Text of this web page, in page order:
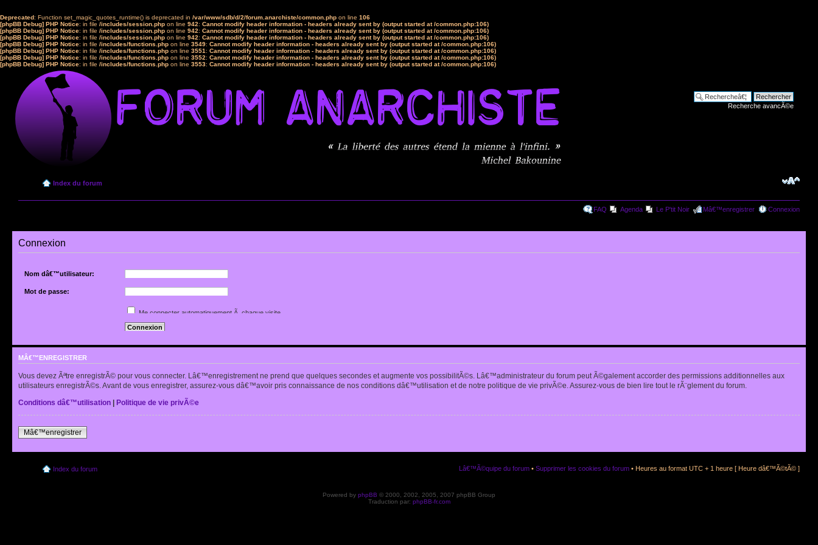
Deprecated: Function set_magic_quotes_runtime() is deprecated in /var/www/sdb/d/2/forum.anarchiste/common.php on line 106
[phpBB Debug] PHP Notice: in file /includes/session.php on line 942: Cannot modify header information - headers already sent by (output started at /common.php:106)
[phpBB Debug] PHP Notice: in file /includes/session.php on line 942: Cannot modify header information - headers already sent by (output started at /common.php:106)
[phpBB Debug] PHP Notice: in file /includes/session.php on line 942: Cannot modify header information - headers already sent by (output started at /common.php:106)
[phpBB Debug] PHP Notice: in file /includes/functions.php on line 3549: Cannot modify header information - headers already sent by (output started at /common.php:106)
[phpBB Debug] PHP Notice: in file /includes/functions.php on line 3551: Cannot modify header information - headers already sent by (output started at /common.php:106)
[phpBB Debug] PHP Notice: in file /includes/functions.php on line 3552: Cannot modify header information - headers already sent by (output started at /common.php:106)
[phpBB Debug] PHP Notice: in file /includes/functions.php on line 3553: Cannot modify header information - headers already sent by (output started at /common.php:106)
Recherche avancÃ©e
Index du forum
FAQ Agenda Le P'tit Noir Mâ€™enregistrer Connexion
Connexion
Nom dâ€™utilisateur:
Mot de passe:
Renvoyer lâ€™e-mail de confirmation
Me connecter automatiquement Ã chaque visite
Cacher mon statut en ligne pour cette session
MÂ€™ENREGISTRER
Vous devez Ãªtre enregistrÃ© pour vous connecter. Lâ€™enregistrement ne prend que quelques secondes et augmente vos possibilitÃ©s. Lâ€™administrateur du forum peut Ã©galement accorder des permissions additionnelles aux
utilisateurs enregistrÃ©s. Avant de vous enregistrer, assurez-vous dâ€™avoir pris connaissance de nos conditions dâ€™utilisation et de notre politique de vie privÃ©e. Assurez-vous de bien lire tout le rÃ¨glement du forum.
Conditions dâ€™utilisation
Politique de vie privÃ©e
Mâ€™enregistrer
Index du forum Lâ€™Ã©quipe du forum • Supprimer les cookies du forum • Heures au format UTC + 1 heure [ Heure dâ€™Ã©tÃ© ]
Powered by phpBB © 2000, 2002, 2005, 2007 phpBB Group
Traduction par: phpBB-fr.com